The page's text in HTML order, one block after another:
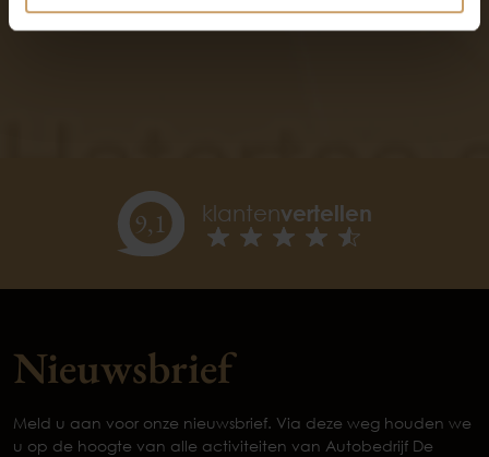
9,1 klantenvertellen
Nieuwsbrief
Meld u aan voor onze nieuwsbrief. Via deze weg houden we
u op de hoogte van alle activiteiten van Autobedrijf De